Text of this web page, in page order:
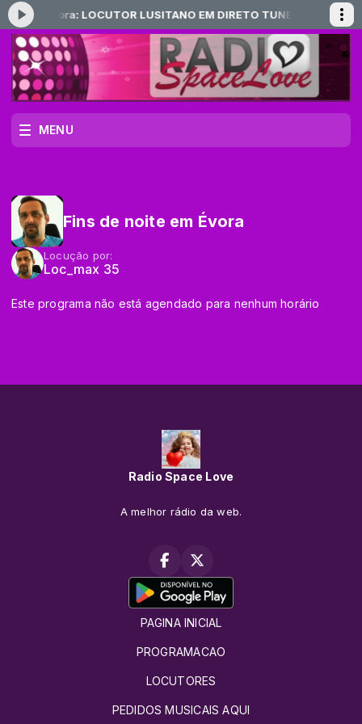
agora: LOCUTOR LUSITANO EM DIRETO TUNEL DO TEMPO
MENU
Fins de noite em Évora
Locução por:
Loc_max 35
Este programa não está agendado para nenhum horário
Radio Space Love
A melhor rádio da web.
PAGINA INICIAL
PROGRAMACAO
LOCUTORES
PEDIDOS MUSICAIS AQUI